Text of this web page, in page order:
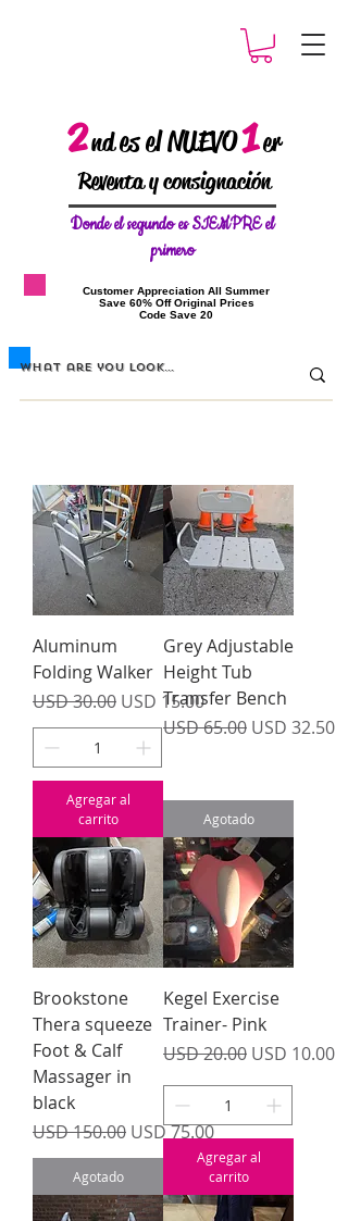
2ndes el NUEVO1er
Reventa y consignación
Donde elsegundo es SIEMPRE el
primero
​Customer Appreciation All Summer
​Save 60% Off Original Prices
​Code Save 20
Aluminum
Folding Walker
Precio
USD 30.00 Precio de oferta
USD 15.00
Agregar al
carrito
Grey Adjustable
Height Tub
Transfer Bench
Precio
USD 65.00 Precio de
USD 32.50
Agotado
Brookstone
Thera squeeze
Foot & Calf
Massager in
black
Precio
USD 150.00 Precio de oferta
USD 75.00
Agotado
Kegel Exercise
Trainer- Pink
Precio
USD 20.00 Precio de
USD 10.00
Agregar al
carrito